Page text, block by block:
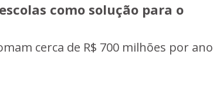
como solução para o
cerca de R$ 700 milhões por ano